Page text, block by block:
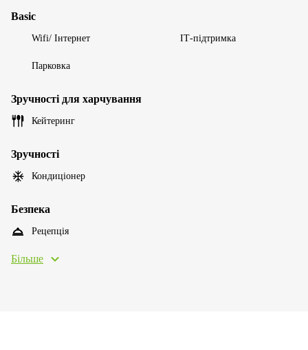
Basic
Wifi/ Інтернет ІТ-підтримка
Парковка
Зручності для харчування
Кейтеринг
Зручності
Кондиціонер
Безпека
Рецепція
Більше